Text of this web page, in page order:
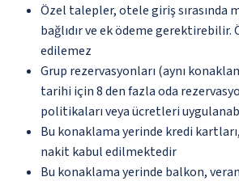
Özel talepler, otele giriş sırasında
bağlıdır ve ek ödeme
edilemez
Grup rezervasyonları (aynı
tarihi için 8 den fazla oda
politikaları veya ücretleri
Bu konaklama yerinde kredi
nakit kabul edilmektedir
Bu konaklama yerinde balkon,